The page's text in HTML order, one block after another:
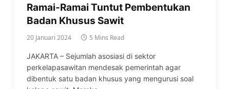
Ramai-Ramai Tuntut Pembentukan
Badan Khusus Sawit
20 Januari 2024 5 Mins Read
JAKARTA – Sejumlah asosiasi di sektor
perkelapasawitan mendesak pemerintah agar
dibentuk satu badan khusus yang mengurusi soal